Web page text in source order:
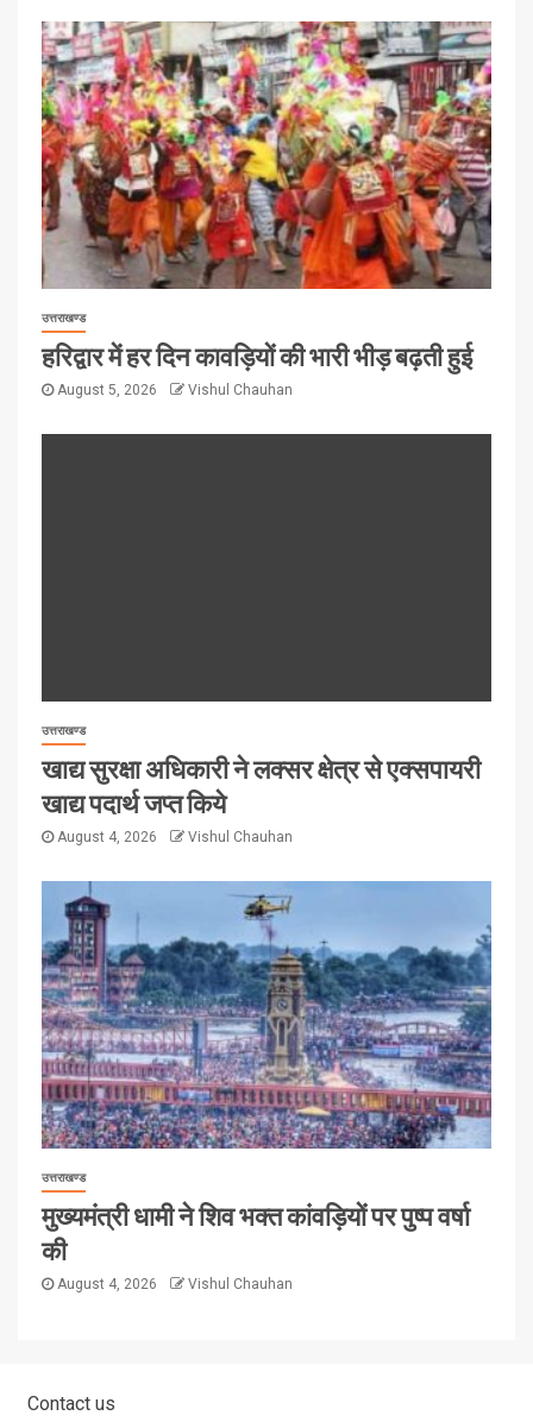
उत्तराखण्ड
हरिद्वार में हर दिन कावड़ियों की भारी भीड़ बढ़ती हुई
August 5, 2026 Vishul Chauhan
उत्तराखण्ड
खाद्य सुरक्षा अधिकारी ने लक्सर क्षेत्र से एक्सपायरी
खाद्य पदार्थ जप्त किये
August 4, 2026 Vishul Chauhan
उत्तराखण्ड
मुख्यमंत्री धामी ने शिव भक्त कांवड़ियों पर पुष्प वर्षा
की
August 4, 2026 Vishul Chauhan
Contact us